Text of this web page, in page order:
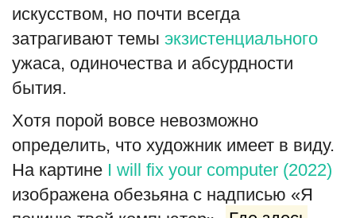
искусством, но почти всегда
затрагивают темы экзистенциального
ужаса, одиночества и абсурдности
бытия.
Хотя порой вовсе невозможно
определить, что художник имеет в виду.
На картине I will fix your computer (2022)
изображена обезьяна с надписью «Я